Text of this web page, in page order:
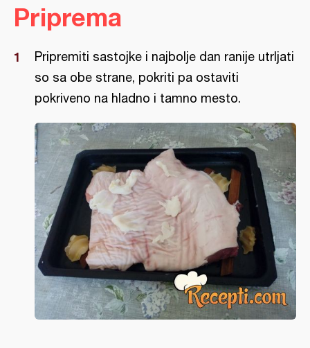
Priprema
Pripremiti sastojke i najbolje dan ranije utrljati
so sa obe strane, pokriti pa ostaviti
pokriveno na hladno i tamno mesto.